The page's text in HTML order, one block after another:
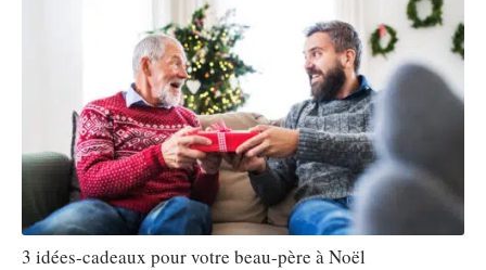
3 idées-cadeaux pour votre beau-père à Noël